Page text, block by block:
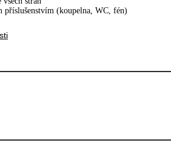
příslušenstvím (koupelna, WC, fén)